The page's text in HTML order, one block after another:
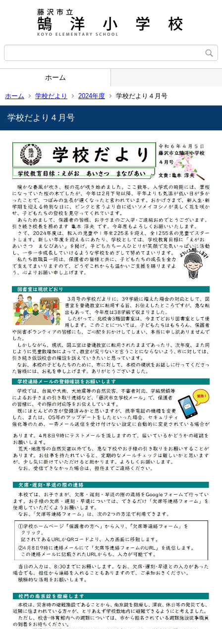
ホーム
ホーム 学校だより 2024年度 学校だより４月号
学校だより４月号